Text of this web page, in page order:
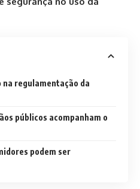
na regulamentação da
públicos acompanham o
podem ser